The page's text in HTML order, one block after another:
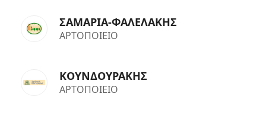
ΣΑΜΑΡΙΑ-ΦΑΛΕΛΑΚΗΣ
ΑΡΤΟΠΟΙΕΙΟ
ΚΟΥΝΔΟΥΡΑΚΗΣ
ΑΡΤΟΠΟΙΕΙΟ